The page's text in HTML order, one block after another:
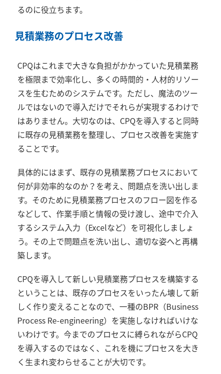
るのに役立ちます。
見積業務のプロセス改善
CPQはこれまで大きな負担がかかっていた見積業務
を極限まで効率化し、多くの時間的・人材的リソー
スを生むためのシステムです。ただし、魔法のツー
ルではないので導入だけでそれらが実現するわけで
はありません。大切なのは、CPQを導入すると同時
に既存の見積業務を整理し、プロセス改善を実施す
ることです。
具体的にはまず、既存の見積業務プロセスにおいて
何が非効率的なのか？を考え、問題点を洗い出しま
す。そのために見積業務プロセスのフロー図を作る
などして、作業手順と情報の受け渡し、途中で介入
するシステム入力（Excelなど）を可視化しましょ
う。その上で問題点を洗い出し、適切な姿へと再構
築します。
CPQを導入して新しい見積業務プロセスを構築する
ということは、既存のプロセスをいったん壊して新
しく作り変えることなので、一種のBPR（Business
Process Re-engineering）を実施しなければいけな
いわけです。今までのプロセスに縛られながらCPQ
を導入するのではなく、これを機にプロセスを大き
く生まれ変わらせることが大切です。